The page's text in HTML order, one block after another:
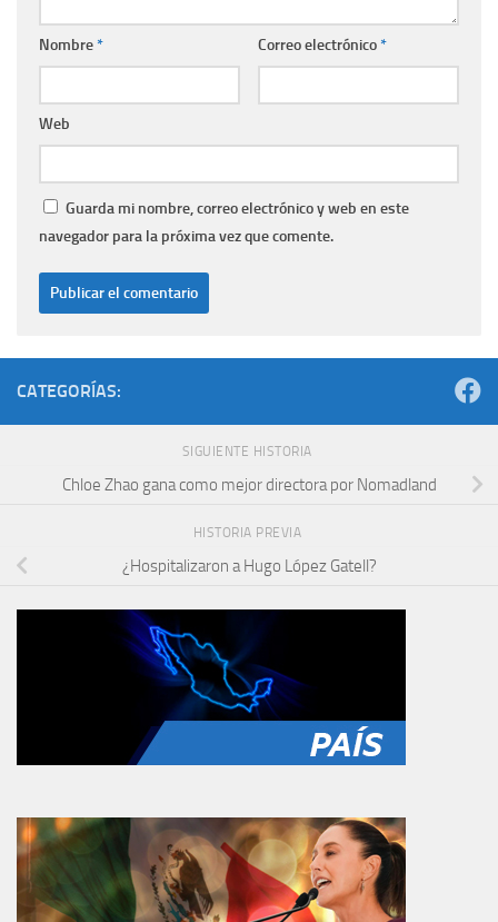
Nombre* Correo electrónico*
Web
Guarda mi nombre, correo electrónico y web en este
navegador para la próxima vez que comente.
CATEGORÍAS:
SIGUIENTE HISTORIA
Chloe Zhao gana como mejor directora por Nomadland
HISTORIA PREVIA
¿Hospitalizaron a Hugo López Gatell?